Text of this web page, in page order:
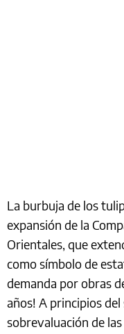
La burbuja de los
expansión de la
Orientales, que
como símbolo de
demanda por obras
años! A principios
sobrevaluación de